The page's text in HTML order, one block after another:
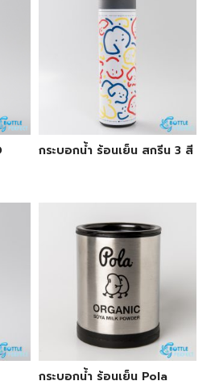
กระบอกน้ำ ร้อนเย็น สกรีน 3 สี
กระบอกน้ำ ร้อนเย็น Pola